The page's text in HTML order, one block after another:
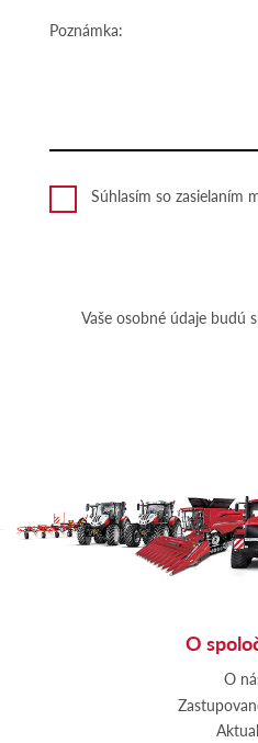
Poznámka:
Súhlasím so zasielaním
Vaše osobné údaje budú
O
O